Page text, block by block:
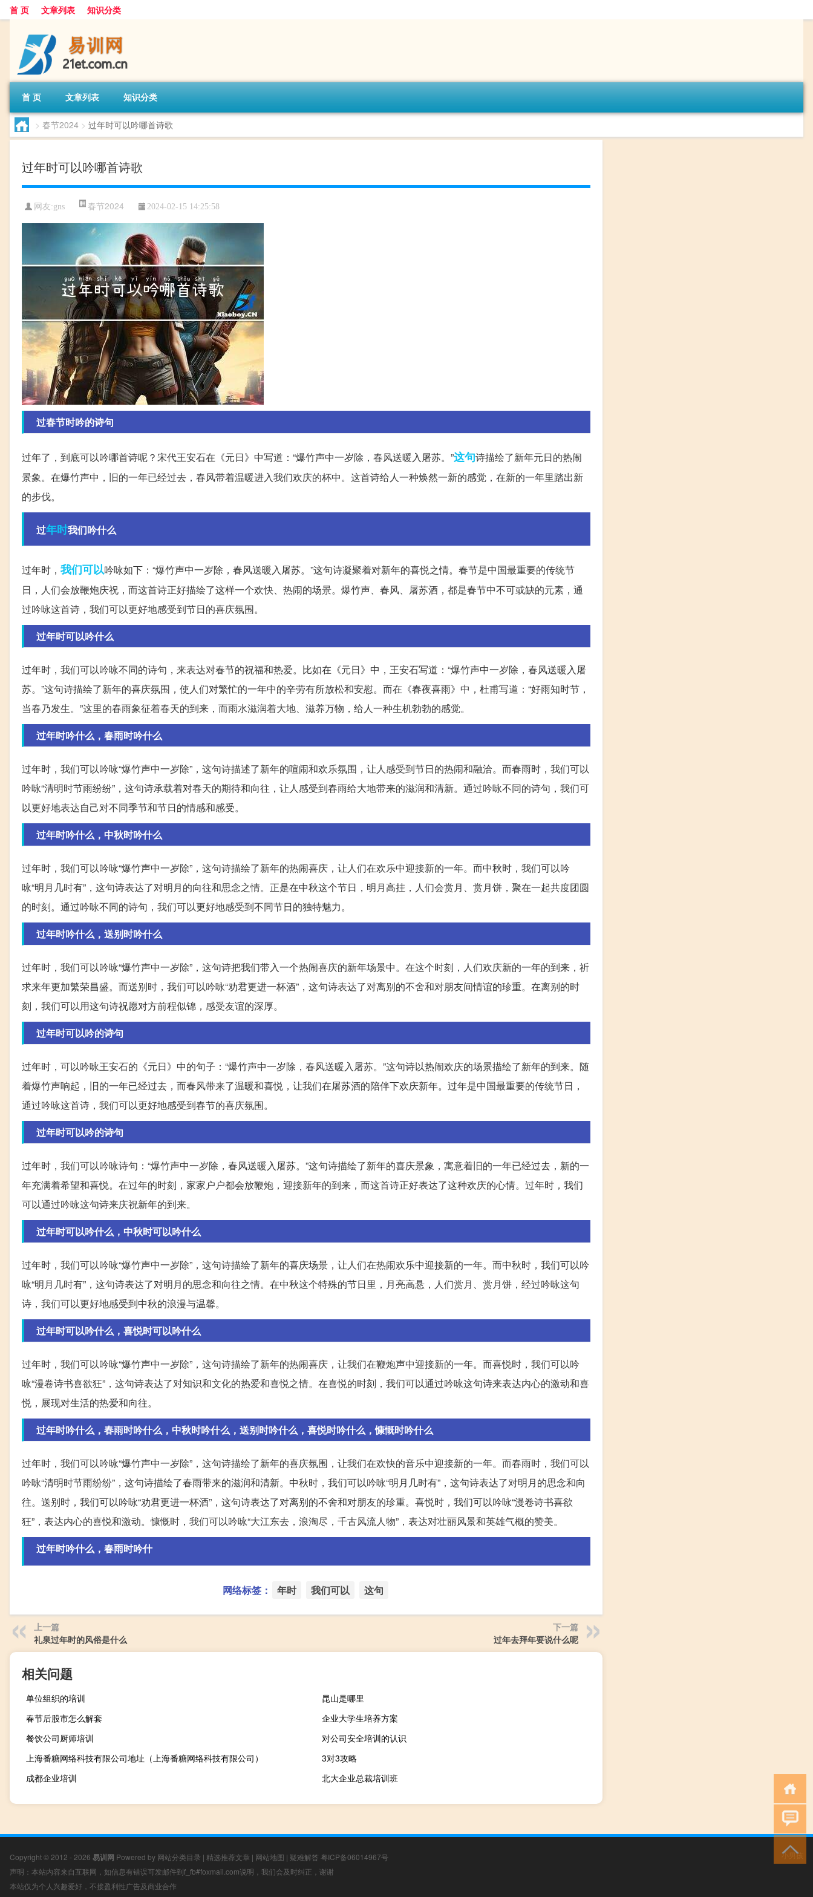
首 页 文章列表 知识分类
首 页 文章列表 知识分类
> 春节2024 > 过年时可以吟哪首诗歌
过年时可以吟哪首诗歌
网友:gns 春节2024 2024-02-15 14:25:58
过春节时吟的诗句
过年了，到底可以吟哪首诗呢？宋代王安石在《元日》中写道：“爆竹声中一岁除，春风送暖入屠苏。”这句诗描绘了新年元日的热闹
景象。在爆竹声中，旧的一年已经过去，春风带着温暖进入我们欢庆的杯中。这首诗给人一种焕然一新的感觉，在新的一年里踏出新
的步伐。
过年时我们吟什么
过年时， 我们可以吟咏如下：“爆竹声中一岁除，春风送暖入屠苏。”这句诗凝聚着对新年的喜悦之情。春节是中国最重要的传统节
日，人们会放鞭炮庆祝，而这首诗正好描绘了这样一个欢快、热闹的场景。爆竹声、春风、屠苏酒，都是春节中不可或缺的元素，通
过吟咏这首诗，我们可以更好地感受到节日的喜庆氛围。
过年时可以吟什么
过年时，我们可以吟咏不同的诗句，来表达对春节的祝福和热爱。比如在《元日》中，王安石写道：“爆竹声中一岁除，春风送暖入屠
苏。”这句诗描绘了新年的喜庆氛围，使人们对繁忙的一年中的辛劳有所放松和安慰。而在《春夜喜雨》中，杜甫写道：“好雨知时节，
当春乃发生。”这里的春雨象征着春天的到来，而雨水滋润着大地、滋养万物，给人一种生机勃勃的感觉。
过年时吟什么，春雨时吟什么
过年时，我们可以吟咏“爆竹声中一岁除”，这句诗描述了新年的喧闹和欢乐氛围，让人感受到节日的热闹和融洽。而春雨时，我们可以
吟咏“清明时节雨纷纷”，这句诗承载着对春天的期待和向往，让人感受到春雨给大地带来的滋润和清新。通过吟咏不同的诗句，我们可
以更好地表达自己对不同季节和节日的情感和感受。
过年时吟什么，中秋时吟什么
过年时，我们可以吟咏“爆竹声中一岁除”，这句诗描绘了新年的热闹喜庆，让人们在欢乐中迎接新的一年。而中秋时，我们可以吟
咏“明月几时有”，这句诗表达了对明月的向往和思念之情。正是在中秋这个节日，明月高挂，人们会赏月、赏月饼，聚在一起共度团圆
的时刻。通过吟咏不同的诗句，我们可以更好地感受到不同节日的独特魅力。
过年时吟什么，送别时吟什么
过年时，我们可以吟咏“爆竹声中一岁除”，这句诗把我们带入一个热闹喜庆的新年场景中。在这个时刻，人们欢庆新的一年的到来，祈
求来年更加繁荣昌盛。而送别时，我们可以吟咏“劝君更进一杯酒”，这句诗表达了对离别的不舍和对朋友间情谊的珍重。在离别的时
刻，我们可以用这句诗祝愿对方前程似锦，感受友谊的深厚。
过年时可以吟的诗句
过年时，可以吟咏王安石的《元日》中的句子：“爆竹声中一岁除，春风送暖入屠苏。”这句诗以热闹欢庆的场景描绘了新年的到来。随
着爆竹声响起，旧的一年已经过去，而春风带来了温暖和喜悦，让我们在屠苏酒的陪伴下欢庆新年。过年是中国最重要的传统节日，
通过吟咏这首诗，我们可以更好地感受到春节的喜庆氛围。
过年时可以吟的诗句
过年时，我们可以吟咏诗句：“爆竹声中一岁除，春风送暖入屠苏。”这句诗描绘了新年的喜庆景象，寓意着旧的一年已经过去，新的一
年充满着希望和喜悦。在过年的时刻，家家户户都会放鞭炮，迎接新年的到来，而这首诗正好表达了这种欢庆的心情。过年时，我们
可以通过吟咏这句诗来庆祝新年的到来。
过年时可以吟什么，中秋时可以吟什么
过年时，我们可以吟咏“爆竹声中一岁除”，这句诗描绘了新年的喜庆场景，让人们在热闹欢乐中迎接新的一年。而中秋时，我们可以吟
咏“明月几时有”，这句诗表达了对明月的思念和向往之情。在中秋这个特殊的节日里，月亮高悬，人们赏月、赏月饼，经过吟咏这句
诗，我们可以更好地感受到中秋的浪漫与温馨。
过年时可以吟什么，喜悦时可以吟什么
过年时，我们可以吟咏“爆竹声中一岁除”，这句诗描绘了新年的热闹喜庆，让我们在鞭炮声中迎接新的一年。而喜悦时，我们可以吟
咏“漫卷诗书喜欲狂”，这句诗表达了对知识和文化的热爱和喜悦之情。在喜悦的时刻，我们可以通过吟咏这句诗来表达内心的激动和喜
悦，展现对生活的热爱和向往。
过年时吟什么，春雨时吟什么，中秋时吟什么，送别时吟什么，喜悦时吟什么，慷慨时吟什么
过年时，我们可以吟咏“爆竹声中一岁除”，这句诗描绘了新年的喜庆氛围，让我们在欢快的音乐中迎接新的一年。而春雨时，我们可以
吟咏“清明时节雨纷纷”，这句诗描绘了春雨带来的滋润和清新。中秋时，我们可以吟咏“明月几时有”，这句诗表达了对明月的思念和向
往。送别时，我们可以吟咏“劝君更进一杯酒”，这句诗表达了对离别的不舍和对朋友的珍重。喜悦时，我们可以吟咏“漫卷诗书喜欲
狂”，表达内心的喜悦和激动。慷慨时，我们可以吟咏“大江东去，浪淘尽，千古风流人物”，表达对壮丽风景和英雄气概的赞美。
过年时吟什么，春雨时吟什
网络标签： 年时 我们可以 这句
上一篇
礼泉过年时的风俗是什么
下一篇
过年去拜年要说什么呢
相关问题
单位组织的培训
昆山是哪里
春节后股市怎么解套
企业大学生培养方案
餐饮公司厨师培训
对公司安全培训的认识
上海番糖网络科技有限公司地址（上海番糖网络科技有限公司）
3对3攻略
成都企业培训
北大企业总裁培训班
Copyright © 2012 - 2026 易训网 Powered by 网站分类目录 | 精选推荐文章 | 网站地图 | 疑难解答 粤ICP备06014967号
声明：本站内容来自互联网，如信息有错误可发邮件到f_fb#foxmail.com说明，我们会及时纠正，谢谢
本站仅为个人兴趣爱好，不接盈利性广告及商业合作
小男孩